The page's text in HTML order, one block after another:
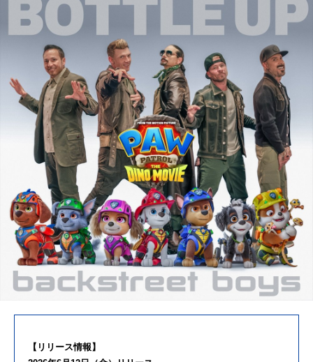
【リリース情報】